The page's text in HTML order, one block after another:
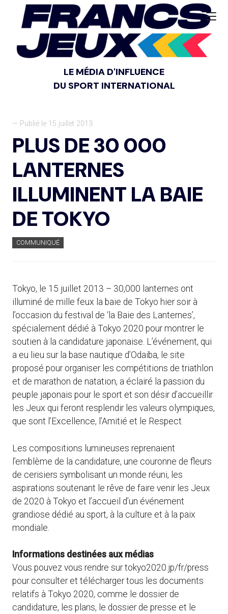
LE MÉDIA D'INFLUENCE
DU SPORT INTERNATIONAL
— Publié le 15 juillet 2013
PLUS DE 30 000
LANTERNES
ILLUMINENT LA BAIE
DE TOKYO
COMMUNIQUÉ
Tokyo, le 15 juillet 2013 – 30,000 lanternes ont
illuminé de mille feux la baie de Tokyo hier soir à
l’occasion du festival de ‘la Baie des Lanternes’,
spécialement dédié à Tokyo 2020 pour montrer le
soutien à la candidature japonaise. L’événement, qui
a eu lieu sur la base nautique d’Odaiba, le site
proposé pour organiser les compétitions de triathlon
et de marathon de natation, a éclairé la passion du
peuple japonais pour le sport et son désir d’accueillir
les Jeux qui feront resplendir les valeurs olympiques,
que sont l’Excellence, l’Amitié et le Respect.
Les compositions lumineuses reprenaient
l’emblème de la candidature, une couronne de fleurs
de cerisiers symbolisant un monde réuni, les
aspirations soutenant le rêve de faire venir les Jeux
de 2020 à Tokyo et l’accueil d’un événement
grandiose dédié au sport, à la culture et à la paix
mondiale.
Informations destinées aux médias
Vous pouvez vous rendre sur tokyo2020.jp/fr/press
pour consulter et télécharger tous les documents
relatifs à Tokyo 2020, comme le dossier de
candidature, les plans, le dossier de presse et le